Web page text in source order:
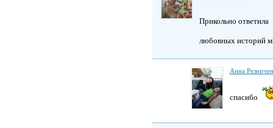
Прикольно ответила
любовных историй
Анна
спасибо